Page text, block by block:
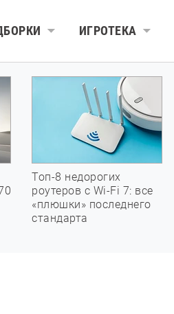
ИГРОТЕКА
Топ-8 недорогих
роутеров с Wi-Fi 7: все
«плюшки» последнего
стандарта